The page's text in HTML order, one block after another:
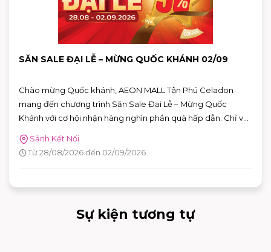
SĂN SALE ĐẠI LỄ – MỪNG QUỐC KHÁNH 02/09
Chào mừng Quốc khánh, AEON MALL Tân Phú Celadon
mang đến chương trình Săn Sale Đại Lễ – Mừng Quốc
Khánh với cơ hội nhận hàng nghìn phần quà hấp dẫn. Chỉ với
hóa đơn từ 2.000.000 VNĐ, khách hàng có thể tham gia
vòng quay may mắn trên ứng dụng AEON MALL Việt Nam
để săn nhiều phần quà giá trị.
Sảnh Kết Nối
Từ 28/08/2026 đến 02/09/2026
Sự kiện tương tự